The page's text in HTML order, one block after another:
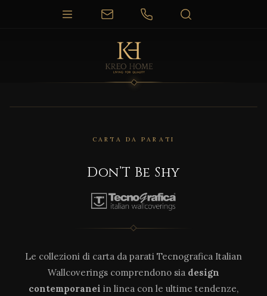
CARTA DA PARATI
Don’T Be Shy
Le collezioni di carta da parati Tecnografica Italian
Wallcoverings comprendono sia design
contemporanei in linea con le ultime tendenze,